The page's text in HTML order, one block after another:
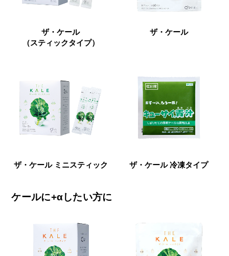
ザ・ケール
（スティックタイプ）
ザ・ケール
ザ・ケール ミニスティック ザ・ケール 冷凍タイプ
ケールに+αしたい方に